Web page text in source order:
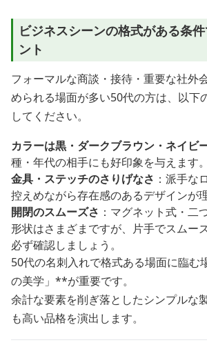
ビジネスシーンの格式がある条
ント
フォーマルな商談・接待・重要な社外
められる場面が多い50代の方は、以下
してください。
カラーは黒・ダークブラウン・ネイビ
種・年代の相手にも好印象を与えます。
金具・ステッチのさりげなさ ：派手な
控えめながら存在感のあるデザインが理
開閉のスムーズさ ：マグネット式・二
形状はさまざまですが、片手でスムー
必ず確認しましょう。
50代の名刺入れで格式ある場面に臨
の美学」**が重要です。
余計な要素を削ぎ落としたシンプルな
も高い品格を演出します。